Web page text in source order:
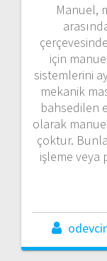
Manuel,
için
sistemlerini
mekanik
bahsedilen
olarak
çoktur.
işleme veya